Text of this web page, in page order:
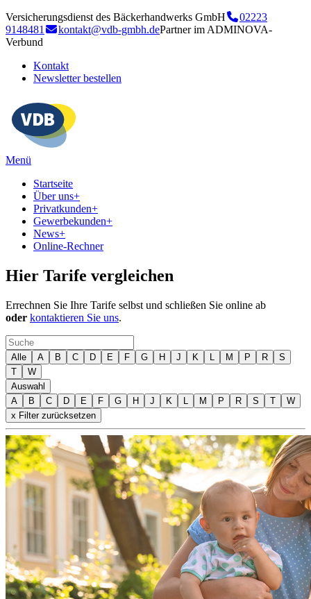
Versicherungsdienst des Bäckerhandwerks GmbH
02223
9148481
kontakt@vdb-gmbh.dePartner im ADMINOVA-
Verbund
Kontakt
Newsletter bestellen
Menü
Startseite
Über uns+
Privatkunden+
Gewerbekunden+
News+
Online-Rechner
Hier Tarife vergleichen
Errechnen Sie Ihre Tarife selbst und schließen Sie online ab
oder kontaktieren Sie uns.
Alle A B C D E F G H J K M P R
S
T
W
Auswahl
A
B C D E F G H J K M P R S T
W
x Filter zurücksetzen